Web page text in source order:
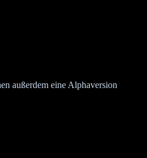
außerdem eine Alphaversion